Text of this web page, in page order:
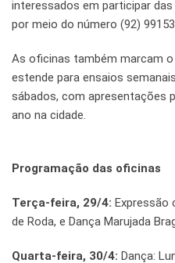
interessados em participar
por meio do número (92)
As oficinas também marcam
estende para ensaios
sábados, com apresentações
ano na cidade.
Programação das oficinas
Terça-feira, 29/4: Expressão
de Roda, e Dança Marujada
Quarta-feira, 30/4: Dança: